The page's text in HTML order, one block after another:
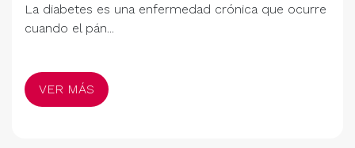
La diabetes es una enfermedad crónica que ocurre
cuando el pán...
VER MÁS